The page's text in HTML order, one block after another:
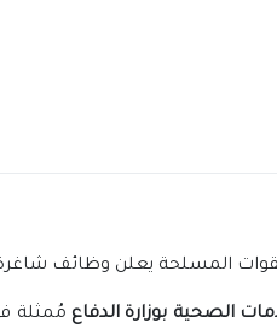
المسلحة يعلن وظائف شاغرة
الصحية بوزارة الدفاع مُمثلة